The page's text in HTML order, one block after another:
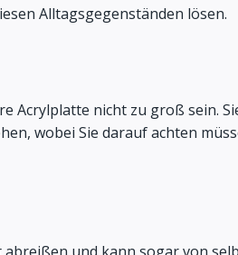
Alltagsgegenständen lösen.
Acrylplatte nicht zu groß sein.
wobei Sie darauf achten